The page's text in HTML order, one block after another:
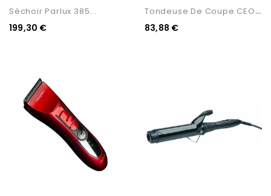
Séchoir Parlux 385...
199,30 €
T
Ondeuse De Coupe CEOX Noir
83,88 €